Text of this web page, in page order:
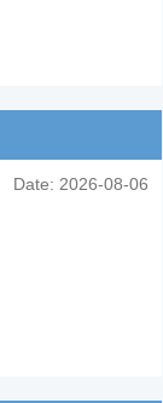
Date: 2026-08-06